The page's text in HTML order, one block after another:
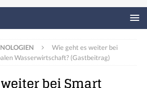
Wie geht es weiter bei
Wasserwirtschaft? (Gastbeitrag)
bei Smart